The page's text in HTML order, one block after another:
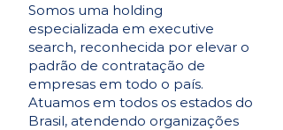
Somos uma holding
especializada em executive
search, reconhecida por elevar o
padrão de contratação de
empresas em todo o país.
Atuamos em todos os estados do
Brasil, atendendo organizações